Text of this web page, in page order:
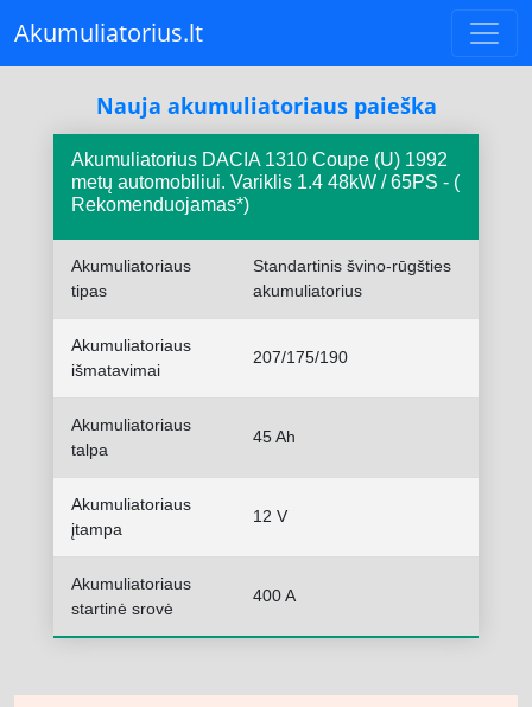
Akumuliatorius.lt
Nauja akumuliatoriaus paieška
Akumuliatorius DACIA 1310 Coupe (U) 1992
metų automobiliui. Variklis 1.4 48kW / 65PS - (
Rekomenduojamas*)
Akumuliatoriaus
tipas
Standartinis švino-rūgšties
akumuliatorius
Akumuliatoriaus
išmatavimai
207/175/190
Akumuliatoriaus
talpa
45 Ah
Akumuliatoriaus
įtampa
12 V
Akumuliatoriaus
startinė srovė
400 A